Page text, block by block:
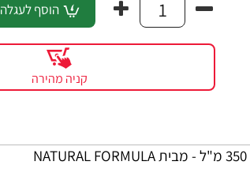
הוסף לעגלה
קניה מהירה